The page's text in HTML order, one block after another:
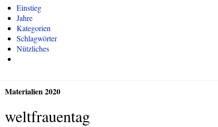
Einstieg
Jahre
Kategorien
Schlagwörter
Nützliches
Materialien 2020
weltfrauentag